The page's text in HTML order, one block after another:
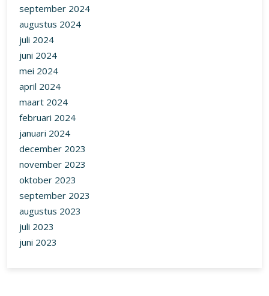
september 2024
augustus 2024
juli 2024
juni 2024
mei 2024
april 2024
maart 2024
februari 2024
januari 2024
december 2023
november 2023
oktober 2023
september 2023
augustus 2023
juli 2023
juni 2023